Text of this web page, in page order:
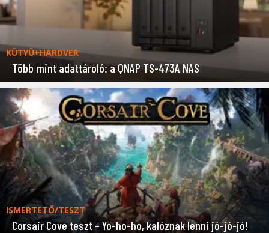
KÜTYÜ+HARDVER
Több mint adattároló: a QNAP TS-473A NAS
ISMERTETŐ/TESZT
Corsair Cove teszt – Yo-ho-ho, kalóznak lenni jó-jó-jó!